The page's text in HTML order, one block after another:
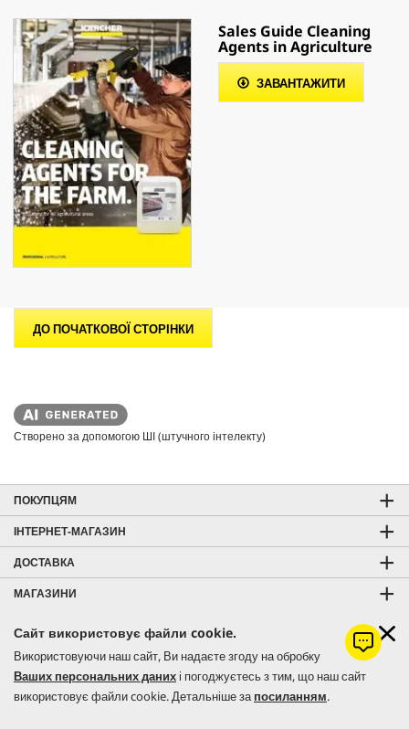
Сайт використовує файли cookie.
Використовуючи наш сайт, Ви надаєте згоду на обробку
Ваших персональних данихі погоджуєтесь з тим, що наш сайт
використовує файли cookie. Детальніше запосиланням.
Sales Guide Cleaning
Agents in Agriculture
ЗАВАНТАЖИТИ
ДО ПОЧАТКОВОЇ СТОРІНКИ
Створено за допомогою ШІ (штучного інтелекту)
ПОКУПЦЯМ
ІНТЕРНЕТ-МАГАЗИН
ДОСТАВКА
МАГАЗИНИ
ГАРЯЧА ЛІНІЯ СЕРВІСУ
ГАРЯЧА ЛІНІЯ